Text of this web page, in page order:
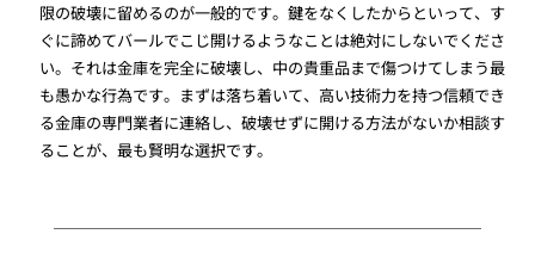
限の破壊に留めるのが一般的です。鍵をなくしたからといって、す
ぐに諦めてバールでこじ開けるようなことは絶対にしないでくださ
い。それは金庫を完全に破壊し、中の貴重品まで傷つけてしまう最
も愚かな行為です。まずは落ち着いて、高い技術力を持つ信頼でき
る金庫の専門業者に連絡し、破壊せずに開ける方法がないか相談す
ることが、最も賢明な選択です。